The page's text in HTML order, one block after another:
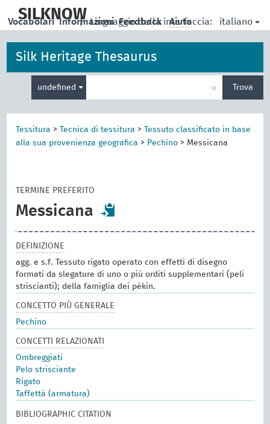
main
SILKNOW
| Linguaggio della interfaccia: italiano
Vocabolari Informazioni Feedback Aiuto
Silk Heritage Thesaurus
undefined
per
la
ricerca
× Trova
Tessitura > Tecnica di tessitura >
Tessuto classificato in base
alla sua provenienza geografica > Pechino > Messicana
TERMINE PREFERITO
Messicana
DEFINIZIONE
agg. e s.f. Tessuto rigato operato con effetti di disegno
formati da slegature di uno o più orditi supplementari (peli
striscianti); della famiglia dei pékin.
CONCETTO PIÙ GENERALE
Pechino
CONCETTI RELAZIONATI
Ombreggiati
Pelo strisciante
Rigato
Taffettà (armatura)
BIBLIOGRAPHIC CITATION